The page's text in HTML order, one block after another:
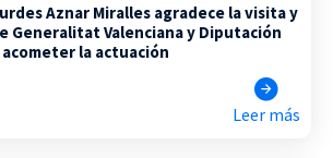
Aznar Miralles agradece la visita y
Generalitat Valenciana y Diputación
la actuación
Leer más